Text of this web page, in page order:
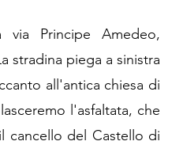
via Principe Amedeo,
stradina piega a sinistra
all'antica chiesa di
l'asfaltata, che
cancello del Castello di